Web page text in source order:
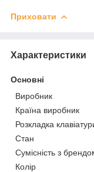
Приховати
Характеристики
Основні
Виробник
Країна виробник
Розкладка
Стан
Сумісність з
Колір